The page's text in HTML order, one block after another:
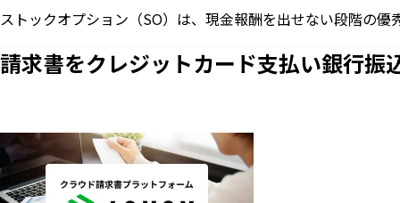
ストックオプション（SO）は、現金報酬を出せない段階の
請求書をクレジットカード支払い銀行振